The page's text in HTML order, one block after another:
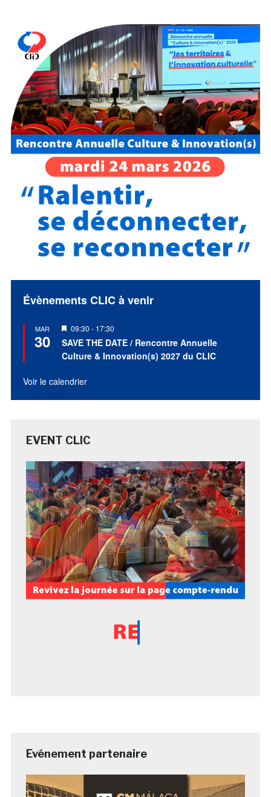
Évènements CLIC à venir
MAR
30
Mis
en
avant
09:30 - 17:30
SAVE THE DATE / Rencontre Annuelle
Culture & Innovation(s) 2027 du CLIC
Voir le calendrier
EVENT CLIC
Evénement partenaire